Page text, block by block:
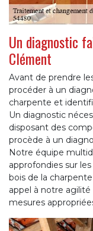
Un diagnostic
Clément
Avant de prendre
procéder à un
charpente et
Un diagnostic
disposant des
procède à un
Notre équipe
approfondies sur
bois de la
appel à notre
mesures